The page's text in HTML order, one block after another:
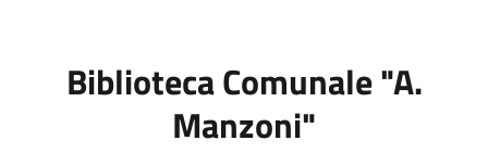
Biblioteca Comunale "A.
Manzoni"